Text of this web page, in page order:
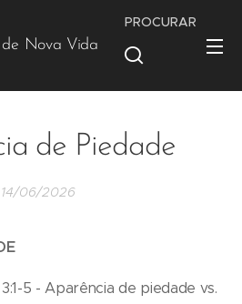
de Nova Vida
PROCURAR
de Piedade
14/06/2026
5 - Aparência de piedade vs.